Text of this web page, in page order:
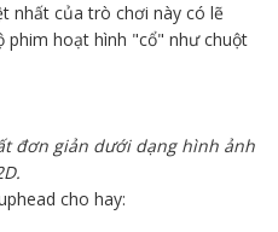
nhất của trò chơi này có lẽ
phim hoạt hình "cổ" như chuột
đơn giản dưới dạng hình ảnh
cho hay: